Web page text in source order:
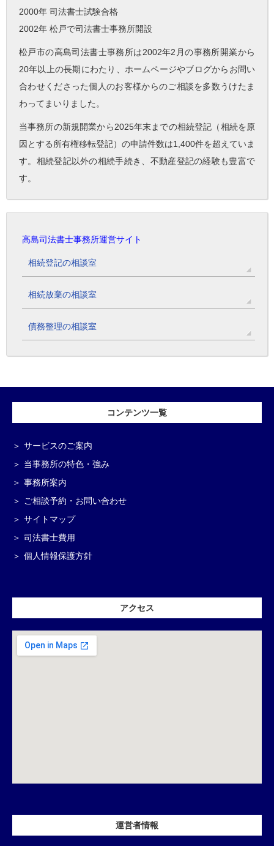
2000年 司法書士試験合格
2002年 松戸で司法書士事務所開設
松戸市の高島司法書士事務所は2002年2月の事務所開業から
20年以上の長期にわたり、ホームページやブログからお問い
合わせくださった個人のお客様からのご相談を多数うけたま
わってまいりました。
当事務所の新規開業から2025年末までの相続登記（相続を原
因とする所有権移転登記）の申請件数は1,400件を超えていま
す。相続登記以外の相続手続き、不動産登記の経験も豊富で
す。
高島司法書士事務所運営サイト
相続登記の相談室
相続放棄の相談室
債務整理の相談室
コンテンツ一覧
サービスのご案内
当事務所の特色・強み
事務所案内
ご相談予約・お問い合わせ
サイトマップ
司法書士費用
個人情報保護方針
アクセス
運営者情報